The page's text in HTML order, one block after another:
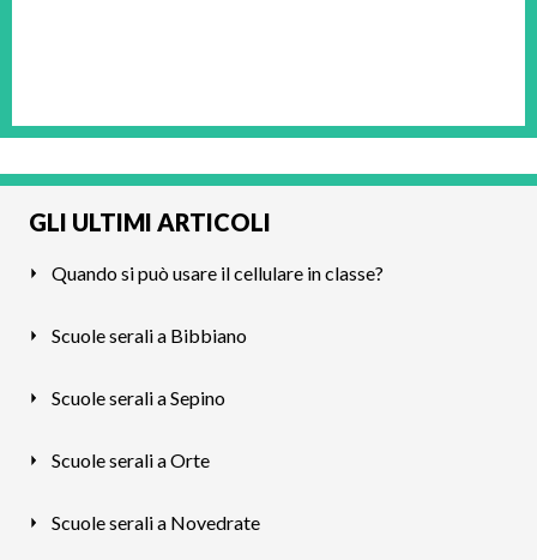
GLI ULTIMI ARTICOLI
Quando si può usare il cellulare in classe?
Scuole serali a Bibbiano
Scuole serali a Sepino
Scuole serali a Orte
Scuole serali a Novedrate